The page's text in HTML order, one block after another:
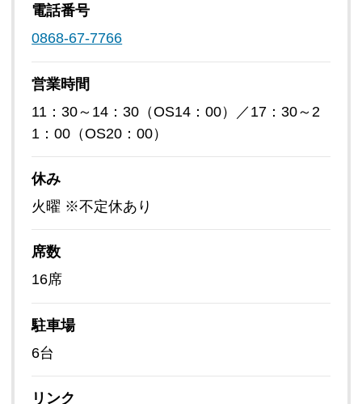
電話番号
0868-67-7766
営業時間
11：30～14：30（OS14：00）／17：30～2
1：00（OS20：00）
休み
火曜 ※不定休あり
席数
16席
駐車場
6台
リンク